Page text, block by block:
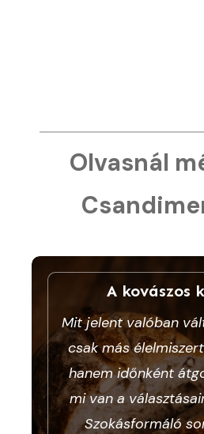
Olvasnál
A kovászos
Mit jelent valóban
csak más
hanem időnként
mi van a
Szokásformáló